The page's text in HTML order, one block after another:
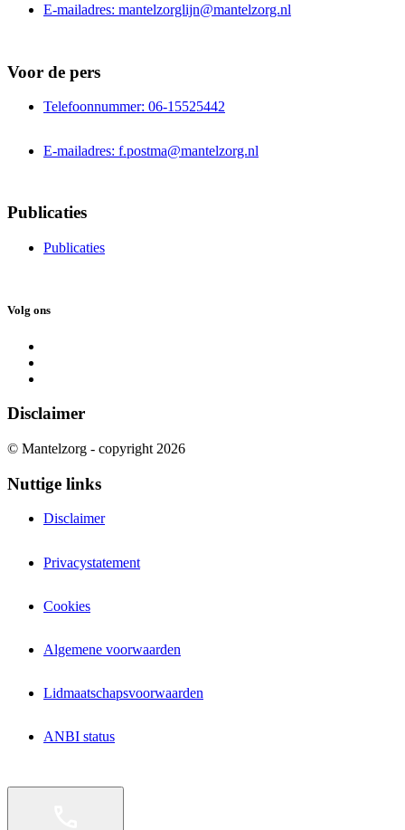
E-mailadres: mantelzorglijn@mantelzorg.nl
Voor de pers
Telefoonnummer: 06-15525442
E-mailadres: f.postma@mantelzorg.nl
Publicaties
Publicaties
Volg ons
Disclaimer
© Mantelzorg - copyright 2026
Nuttige links
Disclaimer
Privacystatement
Cookies
Algemene voorwaarden
Lidmaatschapsvoorwaarden
ANBI status